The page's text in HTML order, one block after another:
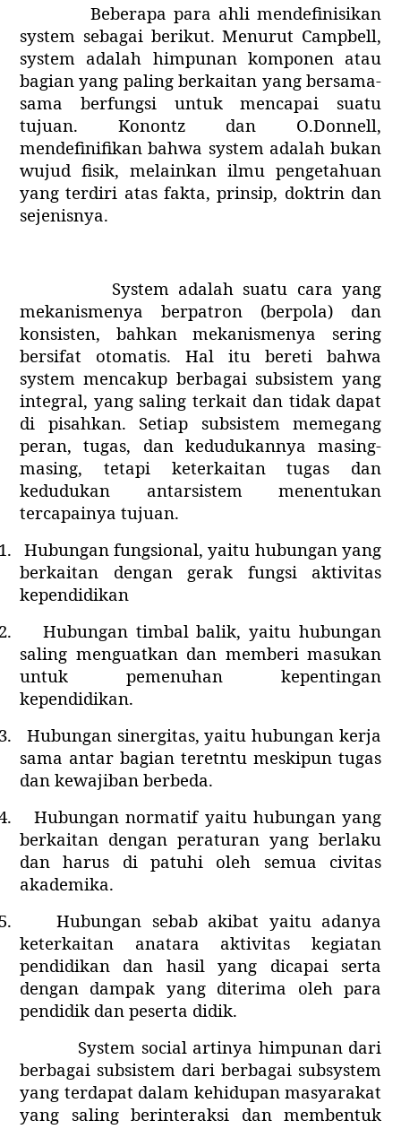
Beberapa para ahli mendefinisikan
system sebagai berikut. Menurut Campbell,
system adalah himpunan komponen atau
bagian yang paling berkaitan yang bersama-
sama berfungsi untuk mencapai suatu
tujuan. Konontz dan O.Donnell,
mendefinifikan bahwa system adalah bukan
wujud fisik, melainkan ilmu pengetahuan
yang terdiri atas fakta, prinsip, doktrin dan
sejenisnya.
System adalah suatu cara yang
mekanismenya berpatron (berpola) dan
konsisten, bahkan mekanismenya sering
bersifat otomatis. Hal itu bereti bahwa
system mencakup berbagai subsistem yang
integral, yang saling terkait dan tidak dapat
di pisahkan. Setiap subsistem memegang
peran, tugas, dan kedudukannya masing-
masing, tetapi keterkaitan tugas dan
kedudukan antarsistem menentukan
tercapainya tujuan.
Hubungan fungsional, yaitu hubungan yang
berkaitan dengan gerak fungsi aktivitas
kependidikan
Hubungan timbal balik, yaitu hubungan
saling menguatkan dan memberi masukan
untuk pemenuhan kepentingan
kependidikan.
Hubungan sinergitas, yaitu hubungan kerja
sama antar bagian teretntu meskipun tugas
dan kewajiban berbeda.
Hubungan normatif yaitu hubungan yang
berkaitan dengan peraturan yang berlaku
dan harus di patuhi oleh semua civitas
akademika.
Hubungan sebab akibat yaitu adanya
keterkaitan anatara aktivitas kegiatan
pendidikan dan hasil yang dicapai serta
dengan dampak yang diterima oleh para
pendidik dan peserta didik.
System social artinya himpunan dari
berbagai subsistem dari berbagai subsystem
yang terdapat dalam kehidupan masyarakat
yang saling berinteraksi dan membentuk